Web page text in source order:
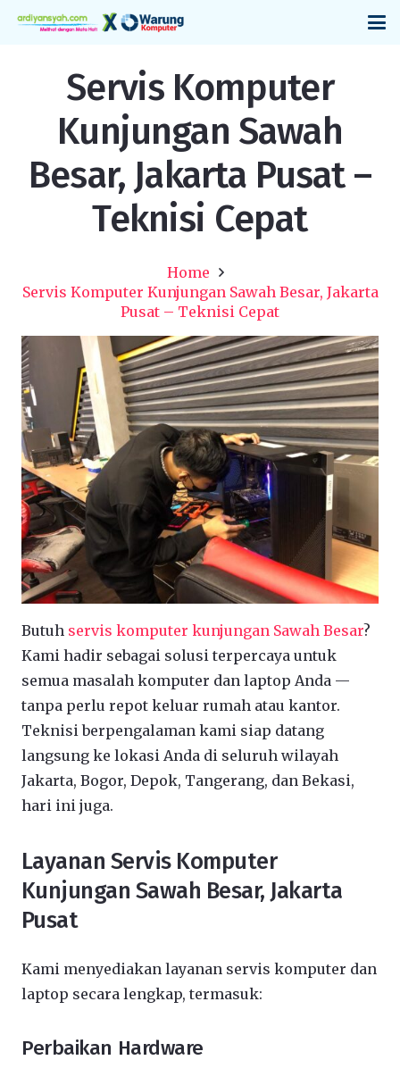
Servis Komputer
Kunjungan Sawah
Besar, Jakarta Pusat –
Teknisi Cepat
Home
Servis Komputer Kunjungan Sawah Besar, Jakarta
Pusat – Teknisi Cepat
Butuh servis komputer kunjungan Sawah Besar?
Kami hadir sebagai solusi terpercaya untuk
semua masalah komputer dan laptop Anda —
tanpa perlu repot keluar rumah atau kantor.
Teknisi berpengalaman kami siap datang
langsung ke lokasi Anda di seluruh wilayah
Jakarta, Bogor, Depok, Tangerang, dan Bekasi,
hari ini juga.
Layanan Servis Komputer
Kunjungan Sawah Besar, Jakarta
Pusat
Kami menyediakan layanan servis komputer dan
laptop secara lengkap, termasuk:
Perbaikan Hardware